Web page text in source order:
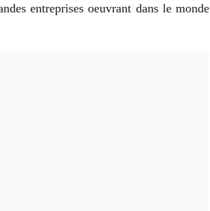
entreprises oeuvrant dans le monde